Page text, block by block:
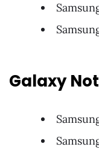
Galaxy